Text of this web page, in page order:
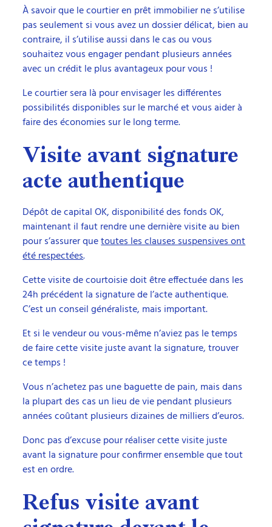
À savoir que le courtier en prêt immobilier ne s’utilise
pas seulement si vous avez un dossier délicat, bien au
contraire, il s’utilise aussi dans le cas ou vous
souhaitez vous engager pendant plusieurs années
avec un crédit le plus avantageux pour vous !
Le courtier sera là pour envisager les différentes
possibilités disponibles sur le marché et vous aider à
faire des économies sur le long terme.
Visite avant signature
acte authentique
Dépôt de capital OK, disponibilité des fonds OK,
maintenant il faut rendre une dernière visite au bien
pour s’assurer quetoutes les clauses suspensives ont
été respectées.
Cette visite de courtoisie doit être effectuée dans les
24h précédent la signature de l’acte authentique.
C’est un conseil généraliste, mais important.
Et si le vendeur ou vous-même n’aviez pas le temps
de faire cette visite juste avant la signature, trouver
ce temps !
Vous n’achetez pas une baguette de pain, mais dans
la plupart des cas un lieu de vie pendant plusieurs
années coûtant plusieurs dizaines de milliers d’euros.
Donc pas d’excuse pour réaliser cette visite juste
avant la signature pour confirmer ensemble que tout
est en ordre.
Refus visite avant